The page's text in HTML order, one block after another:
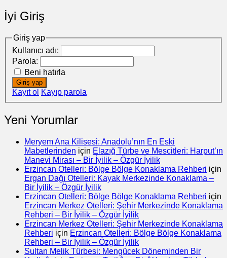
İyi Giriş
Giriş yap
Kullanıcı adı:
Parola:
Beni hatırla
Giriş yap
Kayıt ol Kayıp parola
Yeni Yorumlar
Meryem Ana Kilisesi: Anadolu’nın En Eski
Mabetlerinden için Elazığ Türbe ve Mescitleri: Harput’ın
Manevi Mirası – Bir İyilik – Özgür İyilik
Erzincan Otelleri: Bölge Bölge Konaklama Rehberi için
Ergan Dağı Otelleri: Kayak Merkezinde Konaklama –
Bir İyilik – Özgür İyilik
Erzincan Otelleri: Bölge Bölge Konaklama Rehberi için
Erzincan Merkez Otelleri: Şehir Merkezinde Konaklama
Rehberi – Bir İyilik – Özgür İyilik
Erzincan Merkez Otelleri: Şehir Merkezinde Konaklama
Rehberi için Erzincan Otelleri: Bölge Bölge Konaklama
Rehberi – Bir İyilik – Özgür İyilik
Sultan Melik Türbesi: Mengücek Döneminden Bir